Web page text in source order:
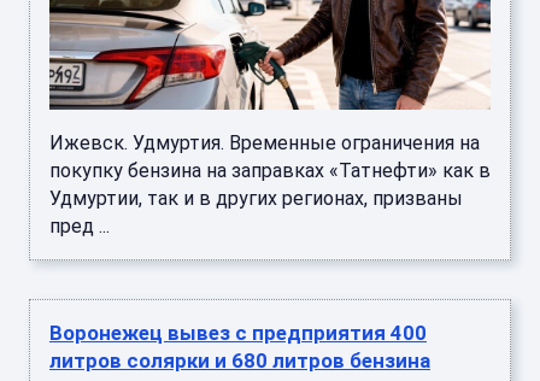
Ижевск. Удмуртия. Временные ограничения на
покупку бензина на заправках «Татнефти» как в
Удмуртии, так и в других регионах, призваны
пред ...
Воронежец вывез с предприятия 400
литров солярки и 680 литров бензина